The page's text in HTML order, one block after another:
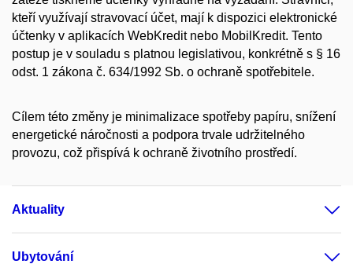
kteří využívají stravovací účet, mají k dispozici elektronické
účtenky v aplikacích WebKredit nebo MobilKredit. Tento
postup je v souladu s platnou legislativou, konkrétně s § 16
odst. 1 zákona č. 634/1992 Sb. o ochraně spotřebitele.
Cílem této změny je minimalizace spotřeby papíru, snížení
energetické náročnosti a podpora trvale udržitelného
provozu, což přispívá k ochraně životního prostředí.
Aktuality
Ubytování